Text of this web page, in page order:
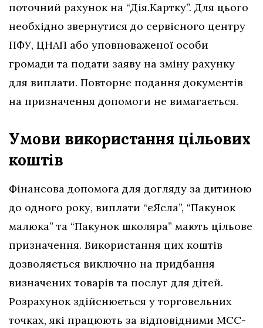
поточний рахунок на “Дія.Картку”. Для цього
необхідно звернутися до сервісного центру
ПФУ, ЦНАП або уповноваженої особи
громади та подати заяву на зміну рахунку
для виплати. Повторне подання документів
на призначення допомоги не вимагається.
Умови використання цільових
коштів
Фінансова допомога для догляду за дитиною
до одного року, виплати “єЯсла”, “Пакунок
малюка” та “Пакунок школяра” мають цільове
призначення. Використання цих коштів
дозволяється виключно на придбання
визначених товарів та послуг для дітей.
Розрахунок здійснюється у торговельних
точках, які працюють за відповідними МСС-